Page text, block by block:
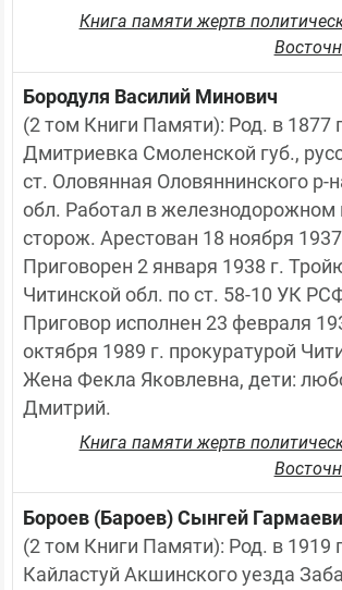
Книга памяти жертв
Бородуля Василий Минович
(2 том Книги Памяти): Род. в 1877
Дмитриевка Смоленской губ.,
ст. Оловянная Оловяннинского р-
обл. Работал в железнодорожном
сторож. Арестован 18 ноября 1937
Приговорен 2 января 1938 г.
Читинской обл. по ст. 58-10 УК
Приговор исполнен 23 февраля
октября 1989 г. прокуратурой
Жена Фекла Яковлевна, дети:
Дмитрий.
Книга памяти жертв
Бороев (Бароев) Сынгей
(2 том Книги Памяти): Род. в 1919
Кайластуй Акшинского уезда